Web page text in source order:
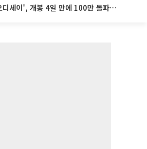
놀란 감독 '오디세이', 개봉 4일 만에 100만 돌파⋯'왕사남' 보다 빠르다